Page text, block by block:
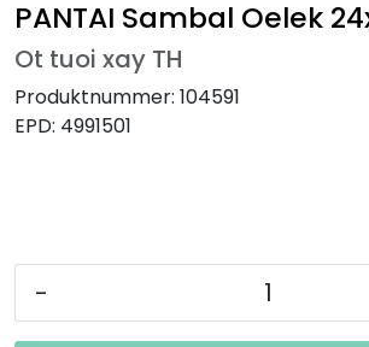
PANTAI Sambal Oelek
Ot tuoi xay TH
Produktnummer: 104591
EPD: 4991501
-